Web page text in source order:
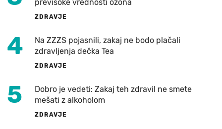
previsoke vrednosti ozona
ZDRAVJE
4
Na ZZZS pojasnili, zakaj ne bodo plačali
zdravljenja dečka Tea
ZDRAVJE
5
Dobro je vedeti: Zakaj teh zdravil ne smete
mešati z alkoholom
ZDRAVJE